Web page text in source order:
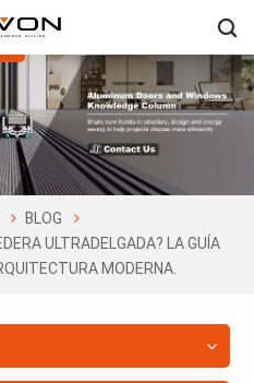
BLOG
ULTRADELGADA? LA GUÍA
MODERNA.